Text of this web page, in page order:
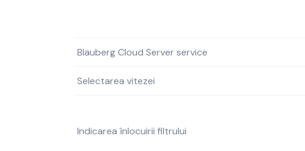
Blauberg Cloud Server service
Selectarea vitezei
Indicarea înlocuirii filtrului